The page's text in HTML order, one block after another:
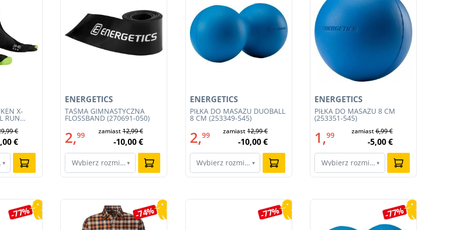
X-
RUN
€
€
▾
TAŚMA GIMNASTYCZNA
FLOSSBAND (270691-050)
ENERGETICS
2,99 zamiast12,99 €
-10,00 €
Wybierz rozmiar…
▾
PIŁKA DO MASAŻU DUOBALL
8 CM (253349-545)
ENERGETICS
2,99 zamiast12,99 €
-10,00 €
Wybierz rozmiar…
▾
PIŁKA DO MASAŻU 8 CM
(253351-545)
ENERGETICS
1,99 zamiast6,99 €
-5,00 €
Wybierz rozmiar…
▾
-77% -74% -77% -77%